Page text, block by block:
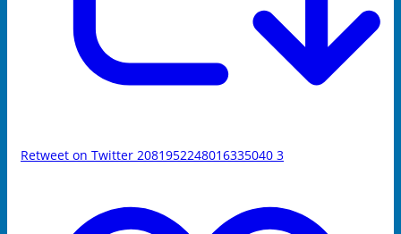
Retweet on Twitter 2081952248016335040 3